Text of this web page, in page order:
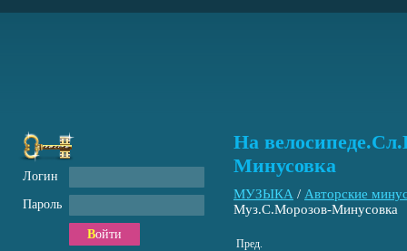
На
Минусовка
МУЗЫКА / Авторские
Муз.С.Морозов-Минусовка
Пред.
Логин
Пароль
Войти